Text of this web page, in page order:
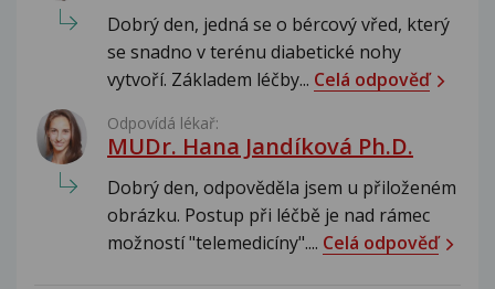
Dobrý den, jedná se o bércový vřed, který
se snadno v terénu diabetické nohy
vytvoří. Základem léčby... Celá odpověď
Odpovídá lékař:
MUDr. Hana Jandíková Ph.D.
Dobrý den, odpověděla jsem u přiloženém
obrázku. Postup při léčbě je nad rámec
možností "telemedicíny".... Celá odpověď